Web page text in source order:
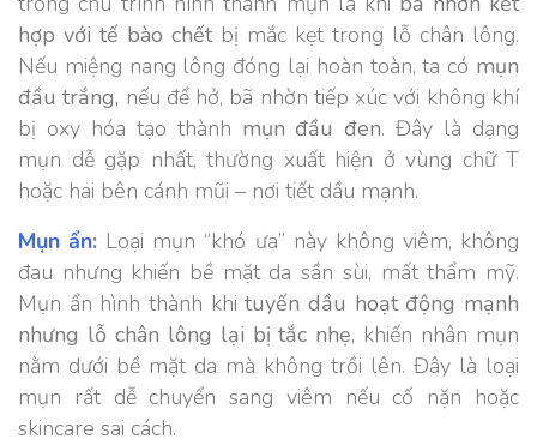
hợp với tế bào chếtbị mắc kẹt trong lỗ chân lông.
Nếu miệng nang lông đóng lại hoàn toàn, ta có mụn
đầu trắng, nếu để hở, bã nhờn tiếp xúc với không khí
bị oxy hóa tạo thành mụn đầu đen. Đây là dạng
mụn dễ gặp nhất, thường xuất hiện ở vùng chữ T
hoặc hai bên cánh mũi – nơi tiết dầu mạnh.
Mụn ẩn: Loại mụn “khó ưa” này không viêm, không
đau nhưng khiến bề mặt da sần sùi, mất thẩm mỹ.
Mụn ẩn hình thành khituyến dầu hoạt động mạnh
nhưng lỗ chân lông lại bị tắc nhẹ, khiến nhân mụn
nằm dưới bề mặt da mà không trồi lên. Đây là loại
mụn rất dễ chuyển sang viêm nếu cố nặn hoặc
skincare sai cách.